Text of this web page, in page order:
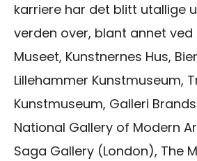
karriere har det blitt utallige
verden over, blant annet ved
Museet, Kunstnernes Hus,
Lillehammer Kunstmuseum,
Kunstmuseum, Galleri
National Gallery of Modern
Saga Gallery (London), The